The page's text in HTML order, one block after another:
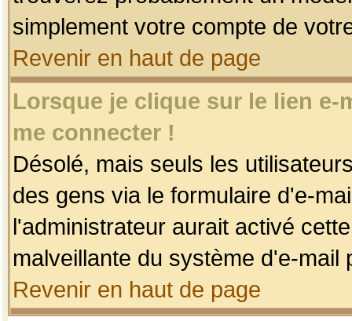
simplement votre compte de
Revenir en haut de page
Lorsque je clique sur le lien
me connecter !
Désolé, mais seuls les
des gens via le formulaire d'e-
l'administrateur aurait activé
malveillante du système d'e-
Revenir en haut de page